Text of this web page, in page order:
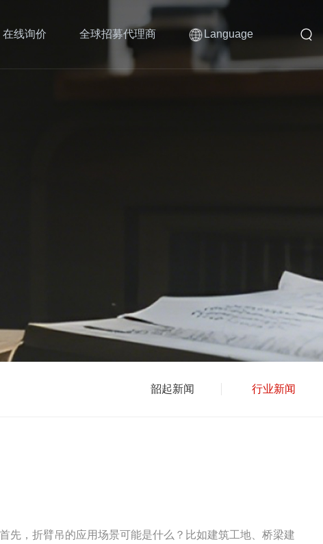
在线询价 全球招募代理商 Language
韶起新闻 行业新闻
先，折臂吊的应用场景可能是什么？比如建筑工地、桥梁建